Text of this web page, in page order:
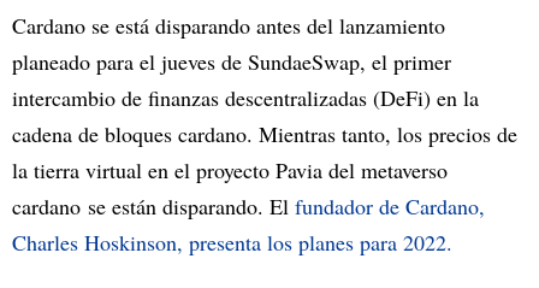
Cardano se está disparando antes del lanzamiento
planeado para el jueves de SundaeSwap, el primer
intercambio de finanzas descentralizadas (DeFi) en la
cadena de bloques cardano. Mientras tanto, los precios de
la tierra virtual en el proyecto Pavia del metaverso
cardano se están disparando. El fundador de Cardano,
Charles Hoskinson, presenta los planes para 2022.